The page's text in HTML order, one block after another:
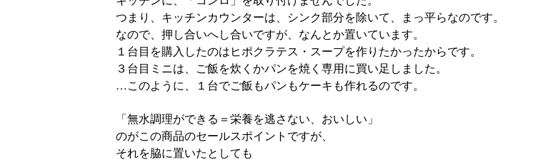
つまり、キッチンカウンターは、シンク部分を除いて、まっ平らなのです。
なので、押し合いへし合いですが、なんとか置いています。
１台目を購入したのはヒポクラテス・スープを作りたかったからです。
３台目ミニは、ご飯を炊くかパンを焼く専用に買い足しました。
…このように、１台でご飯もパンもケーキも作れるのです。
「無水調理ができる＝栄養を逃さない、おいしい」
のがこの商品のセールスポイントですが、
それを脇に置いたとしても